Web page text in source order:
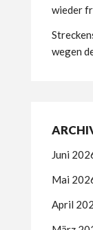
wieder
wegen
Juni
Mai
April